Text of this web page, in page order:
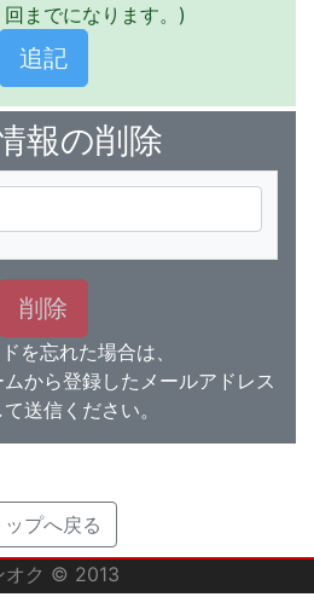
までになります。)
報の削除
を忘れた場合は、
から登録したメールアドレス
送信ください。
ップへ戻る
オク © 2013